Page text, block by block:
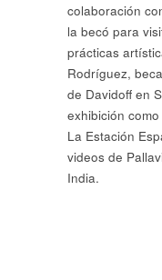
colaboración
la becó para
prácticas
Rodríguez,
de Davidoff en
exhibición
La Estación
videos de
India.